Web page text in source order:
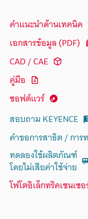
คำแนะนำด้านเทคนิค
เอกสารข้อมูล (PDF)
CAD / CAE
คู่มือ
ซอฟต์แวร์
สอบถาม KEYENCE
คำขอการสาธิต / กา
ทดลองใช้ผลิตภัณฑ์
โดยไม่เสียค่าใช้จ่าย
โฟโตอิเล็กทริคเซนเซ